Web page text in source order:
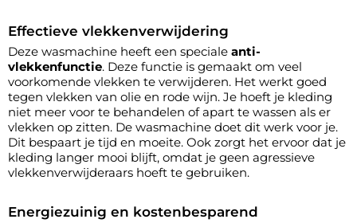
Effectieve vlekkenverwijdering
Deze wasmachine heeft een speciale anti-
vlekkenfunctie. Deze functie is gemaakt om veel
voorkomende vlekken te verwijderen. Het werkt goed
tegen vlekken van olie en rode wijn. Je hoeft je kleding
niet meer voor te behandelen of apart te wassen als er
vlekken op zitten. De wasmachine doet dit werk voor je.
Dit bespaart je tijd en moeite. Ook zorgt het ervoor dat je
kleding langer mooi blijft, omdat je geen agressieve
vlekkenverwijderaars hoeft te gebruiken.
Energiezuinig en kostenbesparend